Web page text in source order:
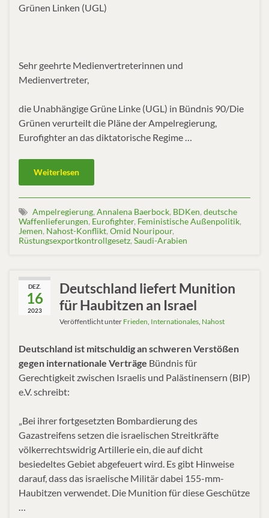
Grünen Linken (UGL)
Sehr geehrte Medienvertreterinnen und
Medienvertreter,
die Unabhängige Grüne Linke (UGL) in Bündnis 90/Die
Grünen verurteilt die Pläne der Ampelregierung,
Eurofighter an das diktatorische Regime …
Weiterlesen
Ampelregierung, Annalena Baerbock, BDKen, deutsche
Waffenlieferungen, Eurofighter, Feministische Außenpolitik,
Jemen, Nahost-Konflikt, Omid Nouripour,
Rüstungsexportkontrollgesetz, Saudi-Arabien
DEZ.
16
2023
Deutschland liefert Munition
für Haubitzen an Israel
Veröffentlicht unter Frieden Internationales Nahost
Deutschland ist mitschuldig an schweren Verstößen
gegen internationale Verträge Bündnis für
Gerechtigkeit zwischen Israelis und Palästinensern (BIP)
e.V. schreibt:
„Bei ihrer fortgesetzten Bombardierung des
Gazastreifens setzen die israelischen Streitkräfte
völkerrechtswidrig Artillerie ein, die auf dicht
besiedeltes Gebiet abgefeuert wird. Es gibt Hinweise
darauf, dass das israelische Militär dabei 155-mm-
Haubitzen verwendet. Die Munition für diese Geschütze
…